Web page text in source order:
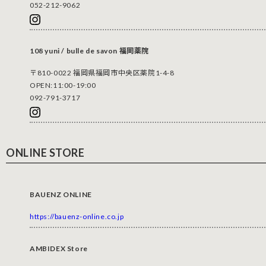
052-212-9062
108 yuni / bulle de savon 福岡薬院
〒810-0022 福岡県福岡市中央区薬院1-4-8
OPEN:11:00-19:00
092-791-3717
ONLINE STORE
BAUENZ ONLINE
https://bauenz-online.co.jp
AMBIDEX Store